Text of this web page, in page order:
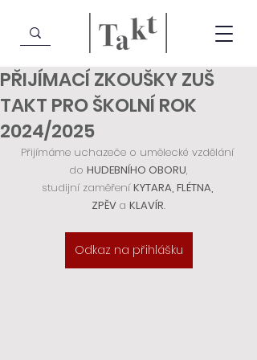
PŘIJÍMACÍ ZKOUŠKY ZUŠ
TAKT PRO ŠKOLNÍ ROK
2024/2025
Přijímáme uchazeče o umělecké vzdělání
do HUDEBNÍHO OBORU,
studijní zaměření KYTARA, FLÉTNA,
ZPĚV a KLAVÍR.
Odkaz na přihlášku